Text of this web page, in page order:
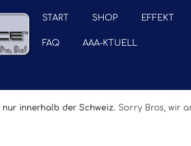
START SHOP EFFEKT
FAQ AAA-KTUELL
nur innerhalb der Schweiz. Sorry Bros, wir